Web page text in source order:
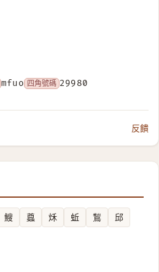
mfuo 四角號碼 29980
反饋
䱸 蠤 秌 蚯 鶖
邱